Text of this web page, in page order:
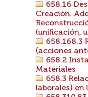
658.16
Creación.
(unificación,
658.168.3
(acciones
658.2
Materiales
658.3
laborales) en